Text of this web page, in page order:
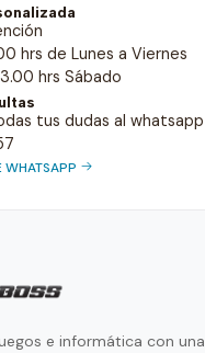
hrs de Lunes a Viernes
hrs Sábado
tus dudas al whatsapp
WHATSAPP
e informática con una